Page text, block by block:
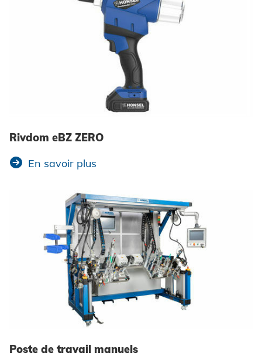
Rivdom eBZ ZERO
En savoir plus
Poste de travail manuels